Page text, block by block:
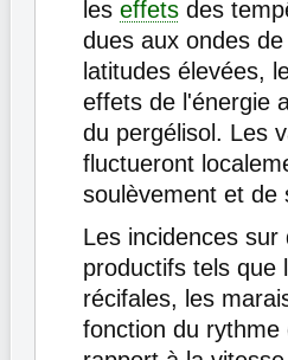
les effets des
dues aux ondes
latitudes élevées,
effets de l'énergie
du pergélisol. Les
fluctueront
soulèvement et de
Les incidences sur
productifs tels que
récifales, les
fonction du rythme